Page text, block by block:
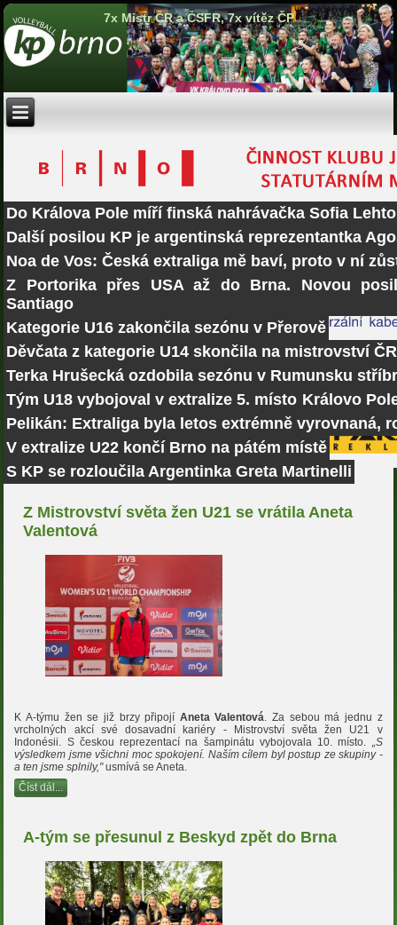
7x Mistr ČR a ČSFR, 7x vítěz ČP
Do Králova Pole míří finská nahrávačka Sofia Lehto
Další posilou KP je argentinská reprezentantka
Noa de Vos: Česká extraliga mě baví, proto v ní
Z Portorika přes USA až do Brna. Novou
Santiago
Kategorie U16 zakončila sezónu v Přerově
Děvčata z kategorie U14 skončila na mistrovství
Terka Hrušecká ozdobila sezónu v Rumunsku
Tým U18 vybojoval v extralize 5. místo Královo
Pelikán: Extraliga byla letos extrémně vyrovnaná,
V extralize U22 končí Brno na pátém místě
S KP se rozloučila Argentinka Greta Martinelli
Z Mistrovství světa žen U21 se vrátila Aneta
Valentová
K A-týmu žen se již brzy připojí Aneta Valentová. Za sebou má jednu z
vrcholných akcí své dosavadní kariéry - Mistrovství světa žen U21 v
Indonésii. S českou reprezentací na šampinátu vybojovala 10. místo. „S
výsledkem jsme všichni moc spokojení. Naším cílem byl postup ze skupiny -
a ten jsme splnily,"usmívá se Aneta.
Číst dál...
A-tým se přesunul z Beskyd zpět do Brna